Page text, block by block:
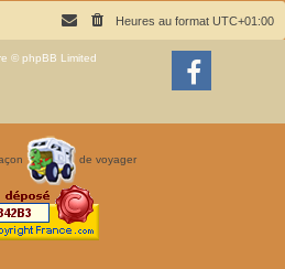
Heures au format UTC+01:00
© phpBB Limited
de voyager